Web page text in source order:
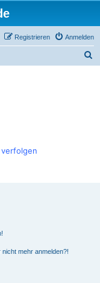
Anmelden
Registrieren
mehr anmelden?!